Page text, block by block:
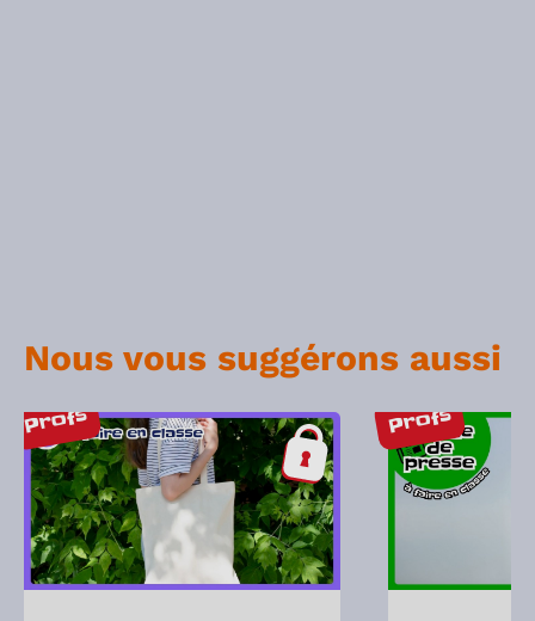
Nous vous suggérons aussi
Profs Profs